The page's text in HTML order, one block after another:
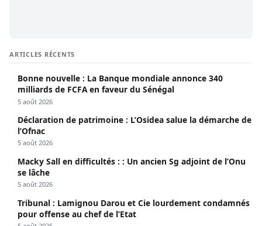
ARTICLES RÉCENTS
Bonne nouvelle : La Banque mondiale annonce 340
milliards de FCFA en faveur du Sénégal
5 août 2026
Déclaration de patrimoine : L’Osidea salue la démarche de
l’Ofnac
5 août 2026
Macky Sall en difficultés : : Un ancien Sg adjoint de l’Onu
se lâche
5 août 2026
Tribunal : Lamignou Darou et Cie lourdement condamnés
pour offense au chef de l’Etat